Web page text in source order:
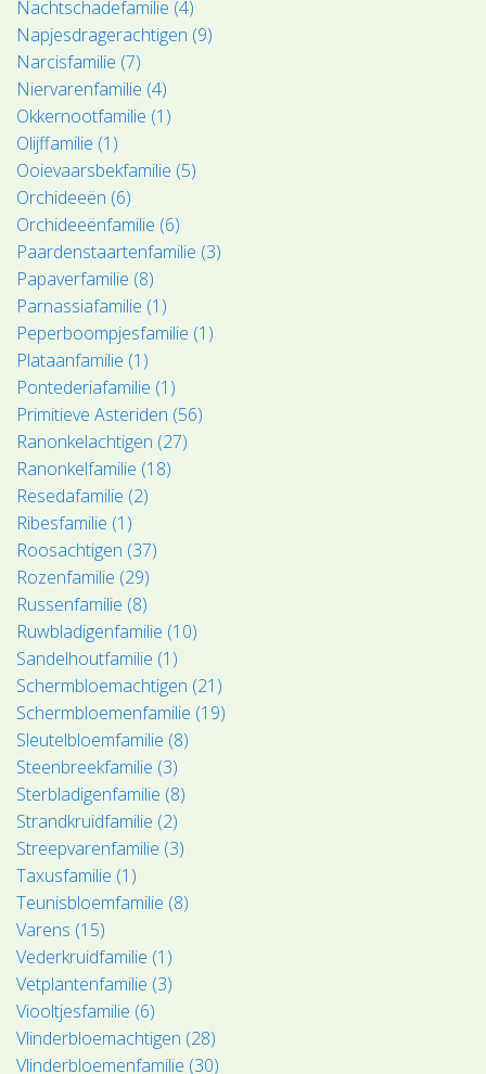
Nachtschadefamilie (4)
Napjesdragerachtigen (9)
Narcisfamilie (7)
Niervarenfamilie (4)
Okkernootfamilie (1)
Olijffamilie (1)
Ooievaarsbekfamilie (5)
Orchideeën (6)
Orchideeënfamilie (6)
Paardenstaartenfamilie (3)
Papaverfamilie (8)
Parnassiafamilie (1)
Peperboompjesfamilie (1)
Plataanfamilie (1)
Pontederiafamilie (1)
Primitieve Asteriden (56)
Ranonkelachtigen (27)
Ranonkelfamilie (18)
Resedafamilie (2)
Ribesfamilie (1)
Roosachtigen (37)
Rozenfamilie (29)
Russenfamilie (8)
Ruwbladigenfamilie (10)
Sandelhoutfamilie (1)
Schermbloemachtigen (21)
Schermbloemenfamilie (19)
Sleutelbloemfamilie (8)
Steenbreekfamilie (3)
Sterbladigenfamilie (8)
Strandkruidfamilie (2)
Streepvarenfamilie (3)
Taxusfamilie (1)
Teunisbloemfamilie (8)
Varens (15)
Vederkruidfamilie (1)
Vetplantenfamilie (3)
Viooltjesfamilie (6)
Vlinderbloemachtigen (28)
Vlinderbloemenfamilie (30)